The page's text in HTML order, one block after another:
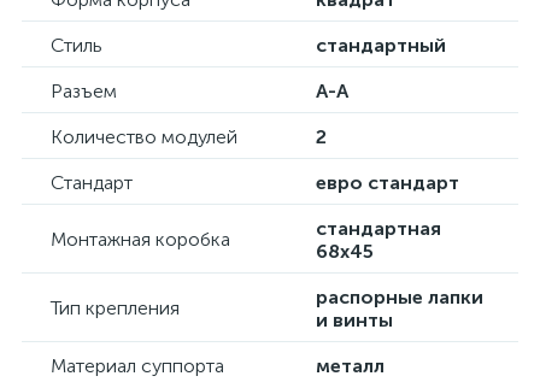
Стиль
стандартный
Разъем
А-А
Количество модулей
2
Стандарт
евро стандарт
Монтажная коробка
стандартная
68х45
Тип крепления
распорные лапки
и винты
Материал суппорта
металл